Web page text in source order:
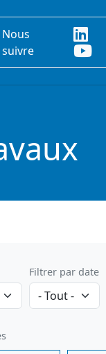
Nous
suivre
Filtrer par date